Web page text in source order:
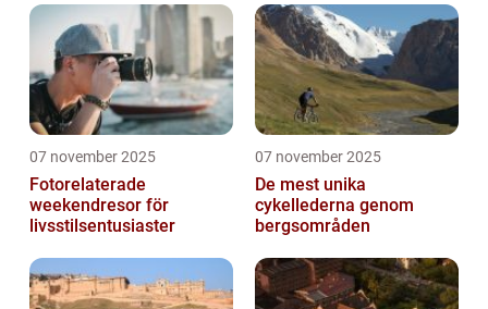
07 november 2025
Fotorelaterade
weekendresor för
livsstilsentusiaster
07 november 2025
De mest unika
cykellederna genom
bergsområden